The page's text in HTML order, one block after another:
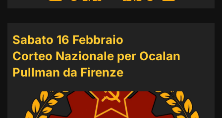
Sabato 16 Febbraio
Corteo Nazionale per Ocalan
Pullman da Firenze